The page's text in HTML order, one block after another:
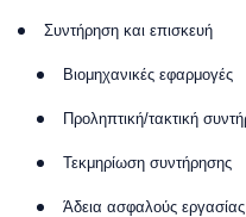
Συντήρηση και επισκευή
Βιομηχανικές εφαρμογές
Προληπτική/τακτική
Τεκμηρίωση συντήρησης
Άδεια ασφαλούς εργασίας